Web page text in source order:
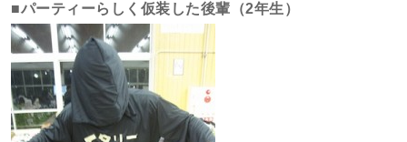
■パーティーらしく仮装した後輩（2年生）